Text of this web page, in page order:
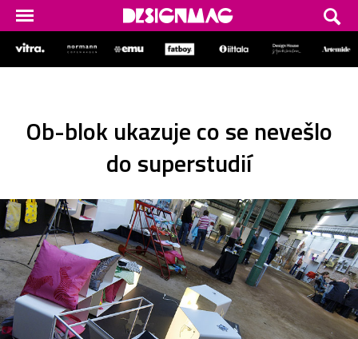
Ob-blok ukazuje co se nevešlo
do superstudií